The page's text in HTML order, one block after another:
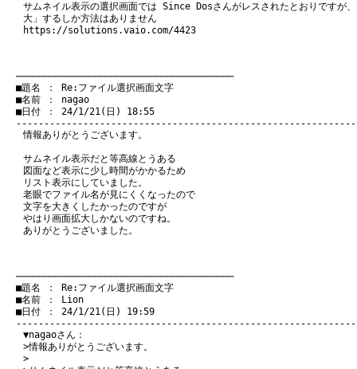
サムネイル表示の選択画面では Since Dosさんがレスされたとおりですが
大」するしか方法はありません
https://solutions.vaio.com/4423
───────────────────────────────────────
■題名 ： Re:ファイル選択画面文字
■名前 ： nagao
■日付 ： 24/1/21(日) 18:55
情報ありがとうございます。
サムネイル表示だと等高線とうある
図面など表示に少し時間がかかるため
リスト表示にしていました。
老眼でファイル名が見にくくなったので
文字を大きくしたかったのですが
やはり画面拡大しかないのですね。
ありがとうございました。
───────────────────────────────────────
■題名 ： Re:ファイル選択画面文字
■名前 ： Lion
■日付 ： 24/1/21(日) 19:59
▼nagaoさん：
>情報ありがとうございます。
>